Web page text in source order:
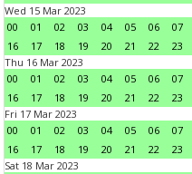
Wed 15 Mar 2023
00
01 02 03 04 05 06 07
16
17 18 19 20 21 22
23
Thu 16 Mar 2023
00
01 02 03 04 05 06 07
16
17 18 19 20 21 22
23
Fri 17 Mar 2023
00
01 02 03 04 05 06 07
16
17 18 19 20 21 22
23
Sat 18 Mar 2023